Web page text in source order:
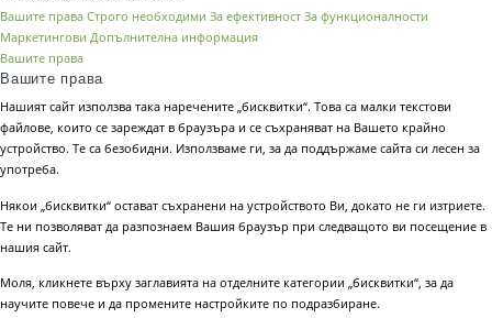
Вашите права Строго необходими За ефективност За функционалности
Маркетингови Допълнителна информация
Вашите права
Вашите права
Нашият сайт използва така наречените „бисквитки“. Това са малки текстови
файлове, които се зареждат в браузъра и се съхраняват на Вашето крайно
устройство. Те са безобидни. Използваме ги, за да поддържаме сайта си лесен за
употреба.
Някои „бисквитки“ остават съхранени на устройството Ви, докато не ги изтриете.
Те ни позволяват да разпознаем Вашия браузър при следващото ви посещение в
нашия сайт.
Моля, кликнете върху заглавията на отделните категории „бисквитки“, за да
научите повече и да промените настройките по подразбиране.